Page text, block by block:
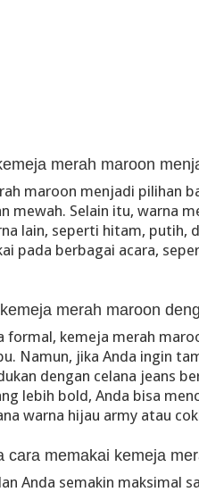
merah maroon
maroon menjadi pilihan
mewah. Selain itu, warna
lain, seperti hitam, putih,
pada berbagai acara,
merah maroon
formal, kemeja merah
Namun, jika Anda ingin
dengan celana jeans
lebih bold, Anda bisa
warna hijau army atau
cara memakai kemeja
Anda semakin maksimal